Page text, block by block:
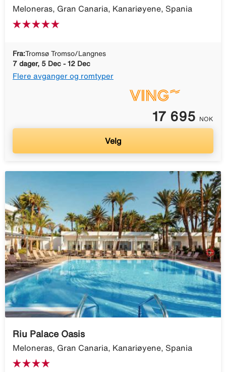
Meloneras, Gran Canaria, Kanariøyene, Spania
Fra:Tromsø Tromso/Langnes
7 dager, 5 Dec - 12 Dec
Flere avganger og romtyper
17 695 NOK
Velg
Riu Palace Oasis
Meloneras, Gran Canaria, Kanariøyene, Spania